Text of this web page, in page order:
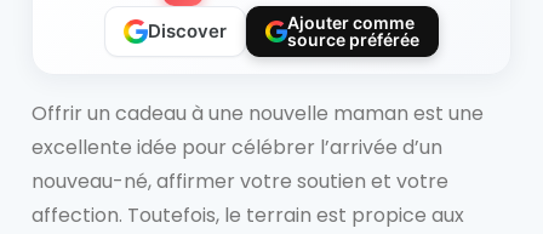
Discover
Ajouter comme
source préférée
Offrir un cadeau à une nouvelle maman est une
excellente idée pour célébrer l’arrivée d’un
nouveau-né, affirmer votre soutien et votre
affection. Toutefois, le terrain est propice aux